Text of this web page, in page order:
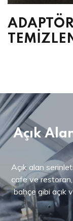
Açık
Açık alan
cafe ve
bahçe gibi açık